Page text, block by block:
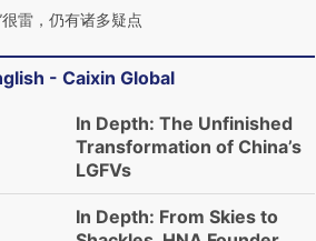
很雷，仍有诸多疑点
- Caixin Global
In Depth: The Unfinished
Transformation of China’s
LGFVs
In Depth: From Skies to